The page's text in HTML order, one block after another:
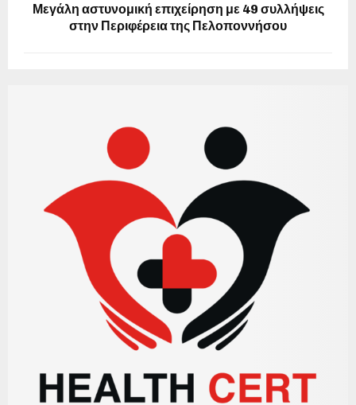
Μεγάλη αστυνομική επιχείρηση με 49 συλλήψεις
στην Περιφέρεια της Πελοποννήσου